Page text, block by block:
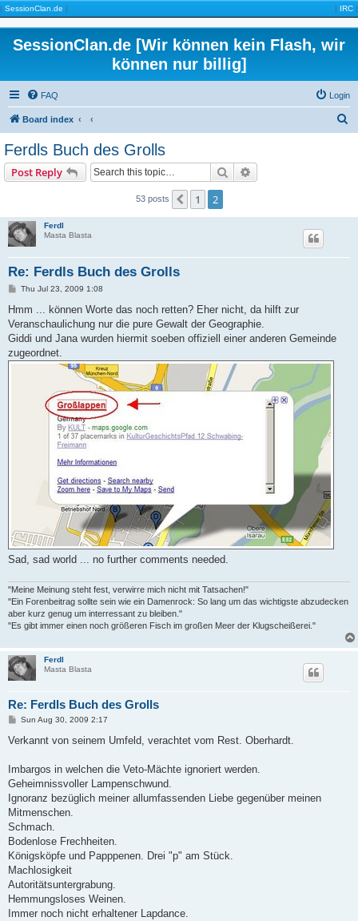
| SessionClan.de | | IRC |
SessionClan.de [Wir können kein Flash, wir
können nur billig]
FAQ Login
Board index
Ferdls Buch des Grolls
Post Reply Search
53 posts Previous
1 2
Ferdl
Masta Blasta
Re: Ferdls Buch des Grolls
P
s
Thu Jul 23, 2009 1:08
Hmm ... können Worte das noch retten? Eher nicht, da hilft zur
Veranschaulichung nur die pure Gewalt der Geographie.
Giddi und Jana wurden hiermit soeben offiziell einer anderen Gemeinde
zugeordnet.
Sad, sad world ... no further comments needed.
"Meine Meinung steht fest, verwirre mich nicht mit Tatsachen!"
"Ein Forenbeitrag sollte sein wie ein Damenrock: So lang um das wichtigste abzudecken
aber kurz genug um interressant zu bleiben."
"Es gibt immer einen noch größeren Fisch im großen Meer der Klugscheißerei."
Ferdl
Masta Blasta
Re: Ferdls Buch des Grolls
P
s
Sun Aug 30, 2009 2:17
Verkannt von seinem Umfeld, verachtet vom Rest. Oberhardt.
Imbargos in welchen die Veto-Mächte ignoriert werden.
Geheimnissvoller Lampenschwund.
Ignoranz bezüglich meiner allumfassenden Liebe gegenüber meinen
Mitmenschen.
Schmach.
Bodenlose Frechheiten.
Königsköpfe und Papppenen. Drei "p" am Stück.
Machlosigkeit
Autoritätsuntergrabung.
Hemmungsloses Weinen.
Immer noch nicht erhaltener Lapdance.